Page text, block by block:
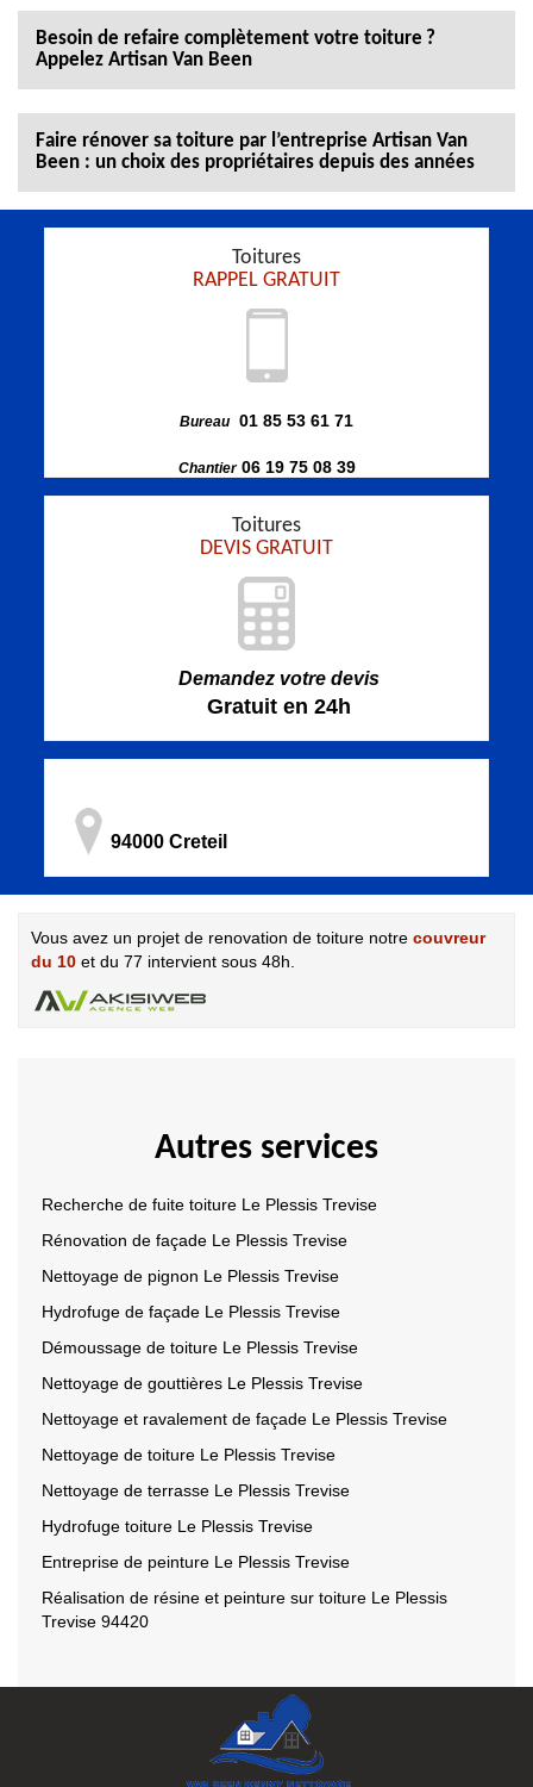
Besoin de refaire complètement votre toiture ?
Appelez Artisan Van Been
Faire rénover sa toiture par l’entreprise Artisan Van
Been : un choix des propriétaires depuis des années
Toitures
RAPPEL GRATUIT
Bureau 01 85 53 61 71
Chantier06 19 75 08 39
Toitures
DEVIS GRATUIT
Demandez votre devis
Gratuit en 24h
94000 Creteil
Vous avez un projet de renovation de toiture notre couvreur
du 10 et du 77 intervient sous 48h.
Autres services
Recherche de fuite toiture Le Plessis Trevise
Rénovation de façade Le Plessis Trevise
Nettoyage de pignon Le Plessis Trevise
Hydrofuge de façade Le Plessis Trevise
Démoussage de toiture Le Plessis Trevise
Nettoyage de gouttières Le Plessis Trevise
Nettoyage et ravalement de façade Le Plessis Trevise
Nettoyage de toiture Le Plessis Trevise
Nettoyage de terrasse Le Plessis Trevise
Hydrofuge toiture Le Plessis Trevise
Entreprise de peinture Le Plessis Trevise
Réalisation de résine et peinture sur toiture Le Plessis
Trevise 94420